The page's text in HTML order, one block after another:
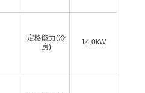
定格能力(冷
房)
14.0kW